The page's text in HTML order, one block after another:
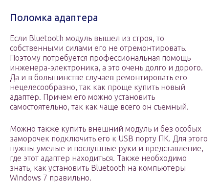
Поломка адаптера
Если Bluetooth модуль вышел из строя, то
собственными силами его не отремонтировать.
Поэтому потребуется профессиональная помощь
инженера-электроника, а это очень долго и дорого.
Да и в большинстве случаев ремонтировать его
нецелесообразно, так как проще купить новый
адаптер. Причем его можно установить
самостоятельно, так как чаще всего он съемный.
Можно также купить внешний модуль и без особых
заморочек подключить его к USB порту ПК. Для этого
нужны умелые и послушные руки и представление,
где этот адаптер находиться. Также необходимо
знать, как установить Bluetooth на компьютеры
Windows 7 правильно.